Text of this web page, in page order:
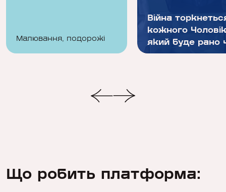
Малювання, подорожі
Війна
кожного
який буде рано
пізн...
Що робить платформа: